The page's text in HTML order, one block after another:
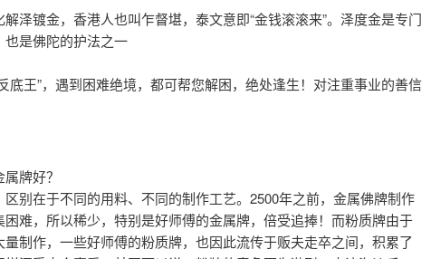
泽镀金，香港人也叫乍督堪，泰文意即“金钱滚滚来”。泽度金是专门
也是佛陀的护法之一
底王”，遇到困难绝境，都可帮您解困，绝处逢生！对注重事业的善信
粉‮牌质‬好？还‮金是‬属牌好？
别是‮师好‬傅的金属牌，倍受追捧！而‮质粉‬牌由于